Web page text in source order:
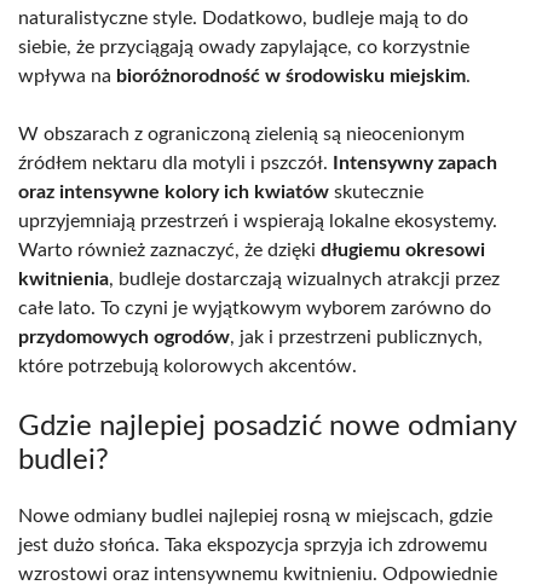
naturalistyczne style. Dodatkowo, budleje mają to do
siebie, że przyciągają owady zapylające, co korzystnie
wpływa na bioróżnorodność w środowisku miejskim.
W obszarach z ograniczoną zielenią są nieocenionym
źródłem nektaru dla motyli i pszczół. Intensywny zapach
oraz intensywne kolory ich kwiatów skutecznie
uprzyjemniają przestrzeń i wspierają lokalne ekosystemy.
Warto również zaznaczyć, że dzięki długiemu okresowi
kwitnienia, budleje dostarczają wizualnych atrakcji przez
całe lato. To czyni je wyjątkowym wyborem zarówno do
przydomowych ogrodów, jak i przestrzeni publicznych,
które potrzebują kolorowych akcentów.
Gdzie najlepiej posadzić nowe odmiany
budlei?
Nowe odmiany budlei najlepiej rosną w miejscach, gdzie
jest dużo słońca. Taka ekspozycja sprzyja ich zdrowemu
wzrostowi oraz intensywnemu kwitnieniu. Odpowiednie